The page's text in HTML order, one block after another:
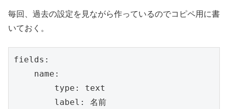
毎回、過去の設定を見ながら作っているのでコピペ用に書
いておく。
fields:
    name:
        type: text
        label: 名前